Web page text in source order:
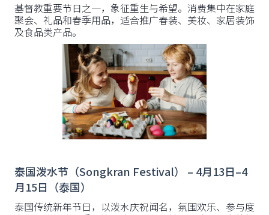
基督教重要节日之一，象征重生与希望。消费集中在家庭
聚会、礼品和春季用品，适合推广春装、美妆、家居装饰
及食品类产品。
泰国泼水节（Songkran Festival） – 4月13日–4
月15日（泰国）
泰国传统新年节日，以泼水庆祝闻名，氛围欢乐、参与度